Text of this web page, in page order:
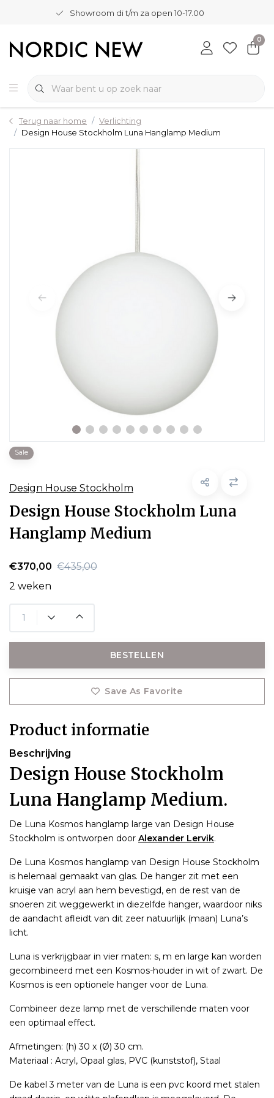
Showroom di t/m za open 10-17.00
0
Terug naar home
Verlichting
Design House Stockholm Luna Hanglamp Medium
Sale
Design House Stockholm
Design House Stockholm Luna
Hanglamp Medium
€370,00 €435,00
2 weken
BESTELLEN
Save As Favorite
Product informatie
Beschrijving
Design House Stockholm
Luna Hanglamp Medium.
De Luna Kosmos hanglamp large van Design House
Stockholm is ontworpen door Alexander Lervik.
De Luna Kosmos hanglamp van Design House Stockholm
is helemaal gemaakt van glas. De hanger zit met een
kruisje van acryl aan hem bevestigd, en de rest van de
snoeren zit weggewerkt in diezelfde hanger, waardoor niks
de aandacht afleidt van dit zeer natuurlijk (maan) Luna’s
licht.
Luna is verkrijgbaar in vier maten: s, m en large kan worden
gecombineerd met een Kosmos-houder in wit of zwart. De
Kosmos is een optionele hanger voor de Luna.
Combineer deze lamp met de verschillende maten voor
een optimaal effect.
Afmetingen: (h) 30 x (Ø) 30 cm.
Materiaal : Acryl, Opaal glas, PVC (kunststof), Staal
De kabel 3 meter van de Luna is een pvc koord met stalen